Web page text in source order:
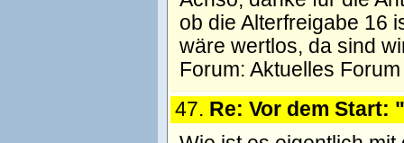
ob die Alterfreigabe 16
wäre wertlos, da sind
Forum: Aktuelles Forum
47. Re: Vor dem Start: